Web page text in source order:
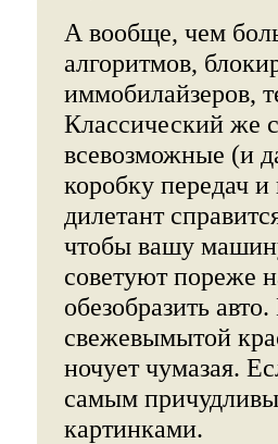
А вообще, чем
алгоритмов,
иммобилайзеров,
Классический же
всевозможные (и
коробку передач
дилетант
чтобы вашу
советуют пореже
обезобразить
свежевымытой
ночует чумазая.
самым
картинками.